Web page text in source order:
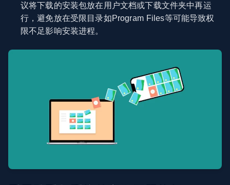
议将下载的安装包放在用户文档或下载文件夹中再运
行，避免放在受限目录如Program Files等可能导致权
限不足影响安装进程。